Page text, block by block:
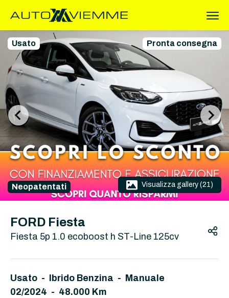
Usato Pronta consegna
Neopatentati Visualizza gallery (21)
FORD Fiesta
Fiesta 5p 1.0 ecoboost h ST-Line 125cv
Usato - Ibrido Benzina - Manuale
02/2024 - 48.000 Km